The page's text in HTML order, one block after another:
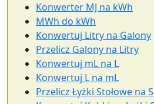
Konwerter MJ na kWh
MWh do kWh
Konwertuj Litry na Galony
Przelicz Galony na Litry
Konwertuj mL na L
Konwertuj L na mL
Przelicz Łyżki Stołowe na